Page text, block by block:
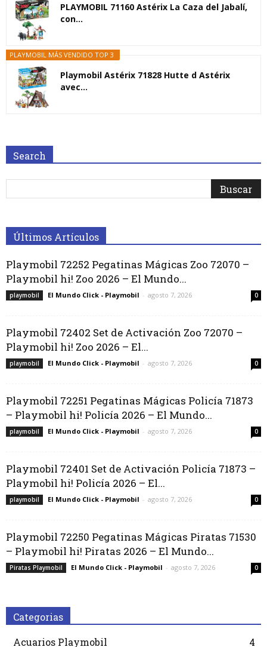
PLAYMOBIL 71160 Astérix La Caza del Jabalí,
con...
PLAYMOBIL MÁS VENDIDO TOP 3
Playmobil Astérix 71828 Hutte d Astérix
avec...
Search
Últimos Artículos
Playmobil 72252 Pegatinas Mágicas Zoo 72070 –
Playmobil hi! Zoo 2026 – El Mundo...
playmobil El Mundo Click - Playmobil - agosto 7, 2026 0
Playmobil 72402 Set de Activación Zoo 72070 –
Playmobil hi! Zoo 2026 – El...
playmobil El Mundo Click - Playmobil - agosto 7, 2026 0
Playmobil 72251 Pegatinas Mágicas Policía 71873
– Playmobil hi! Policía 2026 – El Mundo...
playmobil El Mundo Click - Playmobil - agosto 7, 2026 0
Playmobil 72401 Set de Activación Policía 71873 –
Playmobil hi! Policía 2026 – El...
playmobil El Mundo Click - Playmobil - agosto 7, 2026 0
Playmobil 72250 Pegatinas Mágicas Piratas 71530
– Playmobil hi! Piratas 2026 – El Mundo...
Piratas Playmobil El Mundo Click - Playmobil - agosto 7, 2026 0
Categorias
Acuarios Playmobil
4